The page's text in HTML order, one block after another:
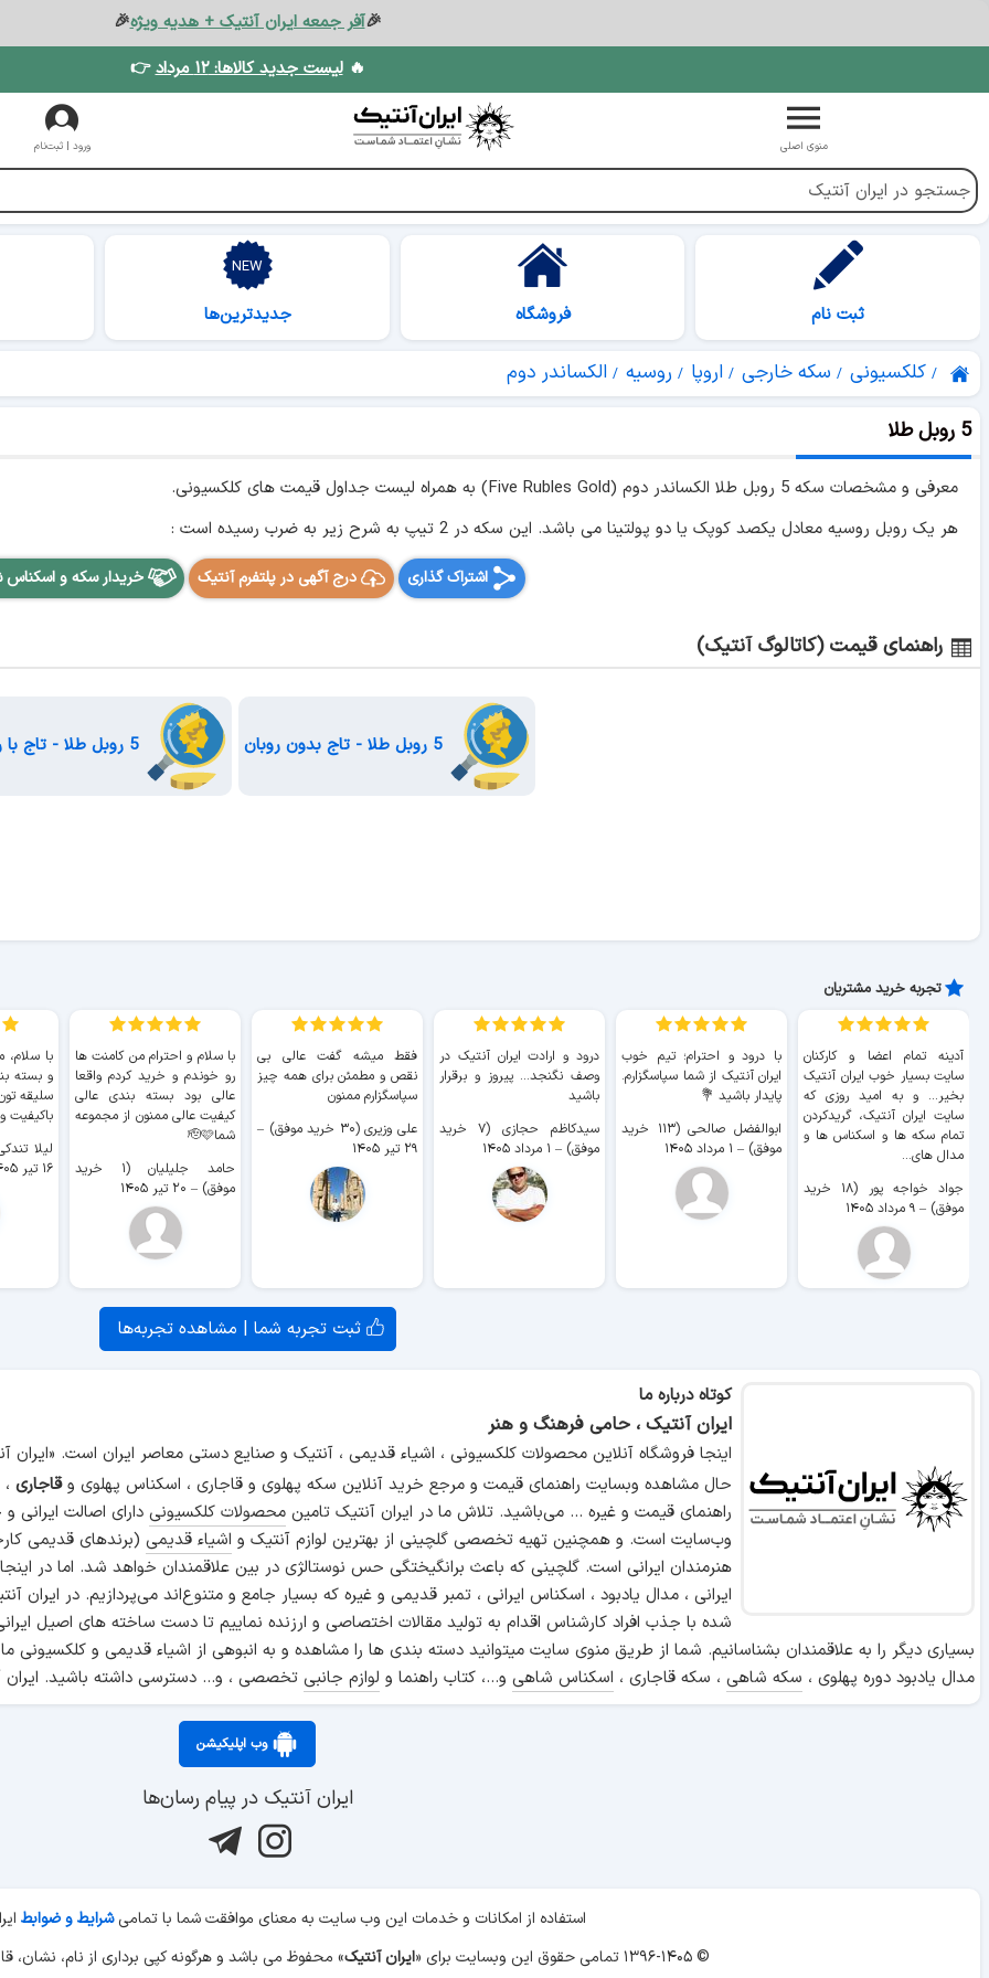
🎉آفر جمعه ایران آنتیک + هدیه ویژه🎉
🔥لیست جدید کالاها: ۱۲ مرداد 👉
منوی اصلی ورود | ثبت‌نام
ثبت نام فروشگاه جدیدترین‌ها
کلکسیونی سکه خارجی اروپا روسیه الکساندر دوم
5 روبل طلا
معرفی و مشخصات سکه 5 روبل طلا الکساندر دوم (Five Rubles Gold) به همراه لیست جداول قیمت های کلکسیونی.
هر یک روبل روسیه معادل یکصد کوپک یا دو پولتینا می باشد. این سکه در 2 تیپ به شرح زیر به ضرب رسیده است :
اشتراک گذاری درج آگهی در پلتفرم آنتیک خریدار سکه و اسکناس
راهنمای قیمت (کاتالوگ آنتیک)
5 روبل طلا - تاج بدون روبان 5 روبل طلا - تاج با روبان
تجربه خرید مشتریان
آدینه تمام اعضا و کارکنان
سایت بسیار خوب ايران آنتیک
بخیر... و به امید روزی که
سایت ايران آنتیک، گریدکردن
تمام سکه ها و اسکناس ها و
مدال های...
جواد خواجه پور (۱۸ خرید
موفق) – ۹ مرداد ۱۴۰۵
با درود و احترام؛ تیم خوب
ایران آنتیک از شما سپاسگزارم.
پایدار باشید 💐
ابوالفضل صالحی (۱۱۳ خرید
موفق) – ۱ مرداد ۱۴۰۵
درود و ارادت ایران آنتیک در
وصف نگنجد... پیروز و برقرار
باشید
سیدکاظم حجازی (۷ خرید
موفق) – ۱ مرداد ۱۴۰۵
فقط میشه گفت عالی بی
نقص و مطمئن برای همه چیز
سپاسگزارم ممنون
علی وزیری (۳۰ خرید موفق)
–
۲۹ تیر ۱۴۰۵
با سلام و احترام من کامنت ها
رو خوندم و خرید کردم واقعا
عالی بود بسته بندی عالی
کیفیت عالی ممنون از مجموعه
شما🫡🩷
حامد جلیلیان (۱ خرید
موفق) – ۲۰ تیر ۱۴۰۵
با سلام،
و بسته
سلیقه
باکیفیت
لیلا تندکی (۲
۱۶ تیر ۱۴۰۵
ثبت تجربه شما | مشاهده تجربه‌ها
کوتاه درباره ما
ایران آنتیک ، حامی فرهنگ و هنر
اینجا فروشگاه آنلاین محصولات کلکسیونی ، اشیاء قدیمی ، آنتیک و صنایع دستی معاصر ایران است.
حال مشاهده وبسایت راهنمای قیمت و مرجع خرید آنلاین سکه پهلوی و قاجاری ، اسکناس پهلوی وقاجاری
راهنمای قیمت و غیره ... می‌باشید. تلاش ما در ایران آنتیک تامین محصولات کلکسیونی دارای اصالت
وب‌سایت است. و همچنین تهیه تخصصی گلچینی از بهترین لوازم آنتیک و اشیاء قدیمی (برندهای قدیمی
هنرمندان ایرانی است. گلچینی که باعث برانگیختگی حس نوستالژی در بین علاقمندان خواهد شد. اما در
ایرانی ، مدال یادبود ، اسکناس ایرانی ، تمبر قدیمی و غیره که بسیار جامع و متنوع‌اند می‌پردازیم. در
شده با جذب افراد کارشناس اقدام به تولید مقالات اختصاصی و ارزنده نماییم تا دست ساخته های اصیل
بسیاری دیگر را به علاقمندان بشناسانیم. شما از طریق منوی سایت میتوانید دسته بندی ها را مشاهده و به انبوهی از اشیاء قدیمی و کلکسیونی
مدال یادبود دوره پهلوی ، سکه شاهی ، سکه قاجاری ، اسکناس شاهی و...، کتاب راهنما و لوازم جانبی تخصصی ، و... دسترسی داشته باشید. ایران
وب اپلیکیشن
ایران آنتیک در پیام رسان‌ها
استفاده از امکانات و خدمات این وب سایت به معنای موافقت شما با تمامیشرایط و ضوابط
© ۱۳۹۶-۱۴۰۵ تمامی حقوق این وبسایت برای «
ایران آنتیک» محفوظ می باشد و هرگونه کپی برداری از نام، نشان،